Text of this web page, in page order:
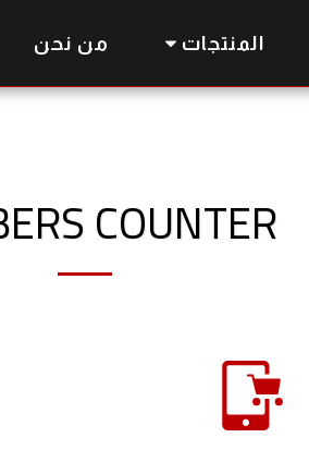
المنتجات من نحن
COUNTER